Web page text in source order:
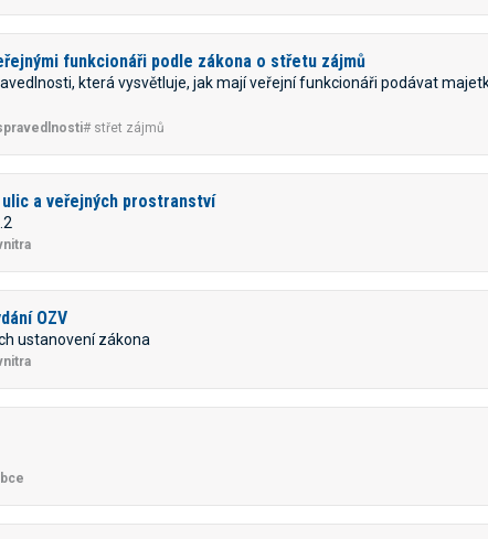
funkcionáři podle zákona o střetu zájmů
která vysvětluje, jak mají veřejní funkcionáři podávat
# střet zájmů
a veřejných prostranství
OZV
ustanovení zákona